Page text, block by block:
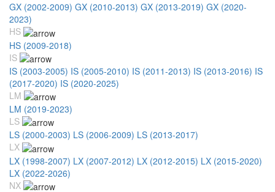
GX (2002-2009) GX (2010-2013) GX (2013-2019) GX (2020-
2023)
HS
HS (2009-2018)
IS
IS (2003-2005) IS (2005-2010) IS (2011-2013) IS (2013-2016) IS
(2017-2020) IS (2020-2025)
LM
LM (2019-2023)
LS
LS (2000-2003) LS (2006-2009) LS (2013-2017)
LX
LX (1998-2007) LX (2007-2012) LX (2012-2015) LX (2015-2020)
LX (2022-2026)
NX